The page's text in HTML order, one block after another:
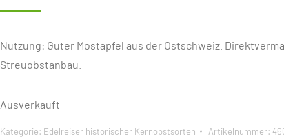
Nutzung: Guter Mostapfel aus der Ostschweiz.
Streuobstanbau.
Ausverkauft
Kategorie: Edelreiser historischer Kernobstsorten Artikelnummer: